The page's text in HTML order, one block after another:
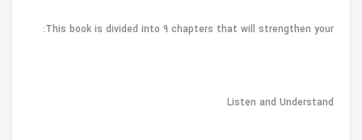
This book is divided into 9 chapters that will strengthen your:
Listen and Understand